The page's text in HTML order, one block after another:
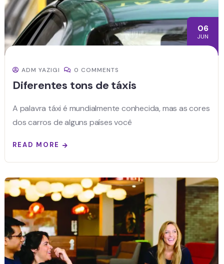
06
JUN
ADM YAZIGI 0 COMMENTS
Diferentes tons de táxis
A palavra táxi é mundialmente conhecida, mas as cores
dos carros de alguns países você
READ MORE